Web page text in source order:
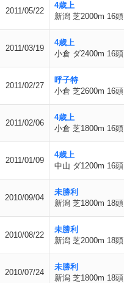
2011/05/22
4歳上
新潟 芝2000m 16頭
2011/03/19
4歳上
小倉 ダ2400m 16頭
2011/02/27
呼子特
小倉 芝2600m 16頭
2011/02/06
4歳上
小倉 芝1800m 16頭
2011/01/09
4歳上
中山 ダ1200m 16頭
2010/09/04
未勝利
新潟 芝1800m 18頭
2010/08/22
未勝利
新潟 芝2000m 18頭
2010/07/24
未勝利
新潟 芝1800m 18頭